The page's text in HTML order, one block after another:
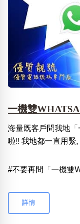
一機雙
海量既客戶問我地
啦!! 我地都一直用緊
#不要再問「一機雙
詳情